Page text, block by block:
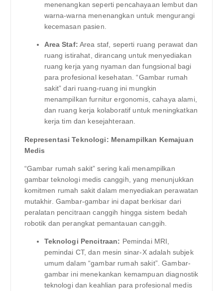
menenangkan seperti pencahayaan lembut dan
warna-warna menenangkan untuk mengurangi
kecemasan pasien.
Area Staf: Area staf, seperti ruang perawat dan
ruang istirahat, dirancang untuk menyediakan
ruang kerja yang nyaman dan fungsional bagi
para profesional kesehatan. “Gambar rumah
sakit” dari ruang-ruang ini mungkin
menampilkan furnitur ergonomis, cahaya alami,
dan ruang kerja kolaboratif untuk meningkatkan
kerja tim dan kesejahteraan.
Representasi Teknologi: Menampilkan Kemajuan
Medis
“Gambar rumah sakit” sering kali menampilkan
gambar teknologi medis canggih, yang menunjukkan
komitmen rumah sakit dalam menyediakan perawatan
mutakhir. Gambar-gambar ini dapat berkisar dari
peralatan pencitraan canggih hingga sistem bedah
robotik dan perangkat pemantauan canggih.
Teknologi Pencitraan: Pemindai MRI,
pemindai CT, dan mesin sinar-X adalah subjek
umum dalam “gambar rumah sakit”. Gambar-
gambar ini menekankan kemampuan diagnostik
teknologi dan keahlian para profesional medis